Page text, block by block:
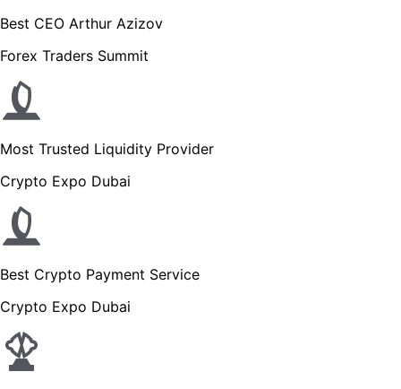
Best CEO Arthur Azizov
Forex Traders Summit
Most Trusted Liquidity Provider
Crypto Expo Dubai
Best Crypto Payment Service
Crypto Expo Dubai